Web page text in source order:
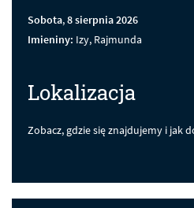
Sobota,8sierpnia2026
Imieniny: Izy, Rajmunda
Lokalizacja
Zobacz, gdzie się znajdujemy i jak